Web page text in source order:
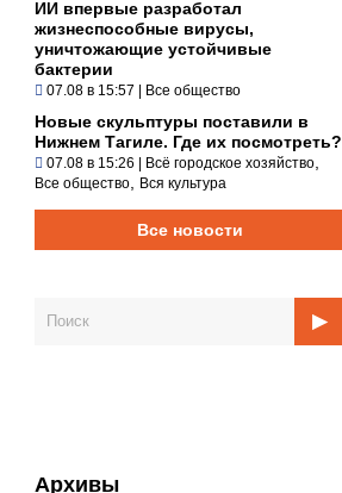
ИИ впервые разработал
жизнеспособные вирусы,
уничтожающие устойчивые
бактерии
07.08 в 15:57 | Все общество
Новые скульптуры поставили в
Нижнем Тагиле. Где их посмотреть?
07.08 в 15:26 | Всё городское хозяйство
Все общество Вся культура
Все новости
Архивы